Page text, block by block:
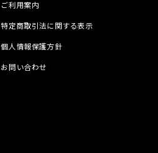
ご利用案内
特定商取引法に関する表示
個人情報保護方針
お問い合わせ